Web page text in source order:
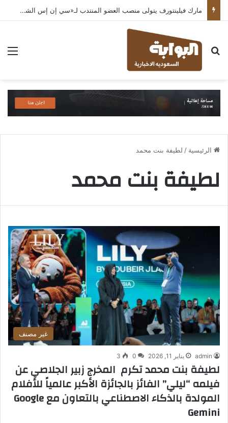
مارك فيلينتورف يتولى منصب العضو المنتدب لـ«سي إن إس الشرق الأوسط» ويشرف على شركات قطاع التكنولوجيا ضمن مجموعة غباش
بحث عن
الرئيسية / لطيفة بنت محمد
لطيفة بنت محمد
غير مصنف
admin يناير 11, 2026 0
3
لطيفة بنت محمد تكرم المخرج زبير الجلاصي عن
فيلمه “ليلي” الفائز بالجائزة الأكبر عالمياً للأفلام
المولدة بالذكاء الاصطناعي بالتعاون مع Google
Gemini